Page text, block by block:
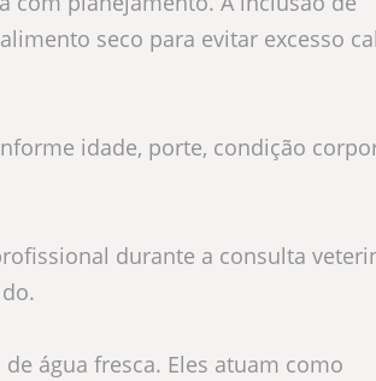
seco para evitar excesso
idade, porte, condição
durante a consulta
água fresca. Eles atuam como